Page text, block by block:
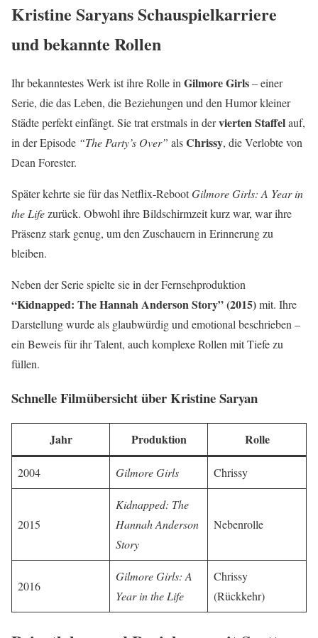
Kristine Saryans Schauspielkarriere
und bekannte Rollen
Ihr bekanntestes Werk ist ihre Rolle in Gilmore Girls– einer
Serie, die das Leben, die Beziehungen und den Humor kleiner
Städte perfekt einfängt. Sie trat erstmals in dervierten Staffelauf,
in der Episode “The Party’s Over” alsChrissy, die Verlobte von
Dean Forester.
Später kehrte sie für das Netflix-RebootGilmore Girls: A Year in
the Lifezurück. Obwohl ihre Bildschirmzeit kurz war, war ihre
Präsenz stark genug, um den Zuschauern in Erinnerung zu
bleiben.
Neben der Serie spielte sie in der Fernsehproduktion
“Kidnapped: The Hannah Anderson Story” (2015)mit. Ihre
Darstellung wurde als glaubwürdig und emotional beschrieben –
ein Beweis für ihr Talent, auch komplexe Rollen mit Tiefe zu
füllen.
Schnelle Filmübersicht über Kristine Saryan
Jahr Produktion Rolle
2004 Gilmore Girls Chrissy
2015
Kidnapped: The
Hannah Anderson
Story
Nebenrolle
2016
Gilmore Girls: A
Year in the Life
Chrissy
(Rückkehr)